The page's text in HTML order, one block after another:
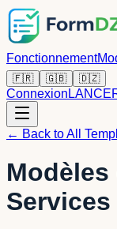
Fonctionnement
🇫🇷 🇬🇧 🇩🇿
Connexion
← Back to All
Services